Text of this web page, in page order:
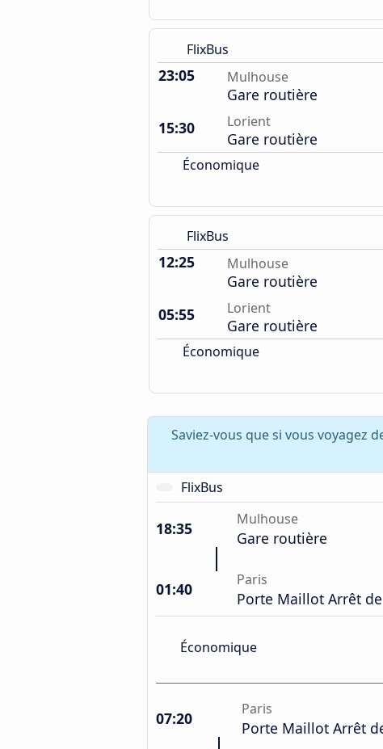
FlixBus
23:05 Mulhouse
Gare routière
15:30
Lorient
Gare routière
Économique
FlixBus
12:25 Mulhouse
Gare routière
05:55
Lorient
Gare routière
Économique
Saviez-vous que si vous voyagez
FlixBus
18:35 Mulhouse
Gare routière
01:40 Paris
Porte Maillot Arrêt
Économique
07:20 Paris
Porte Maillot Arrêt